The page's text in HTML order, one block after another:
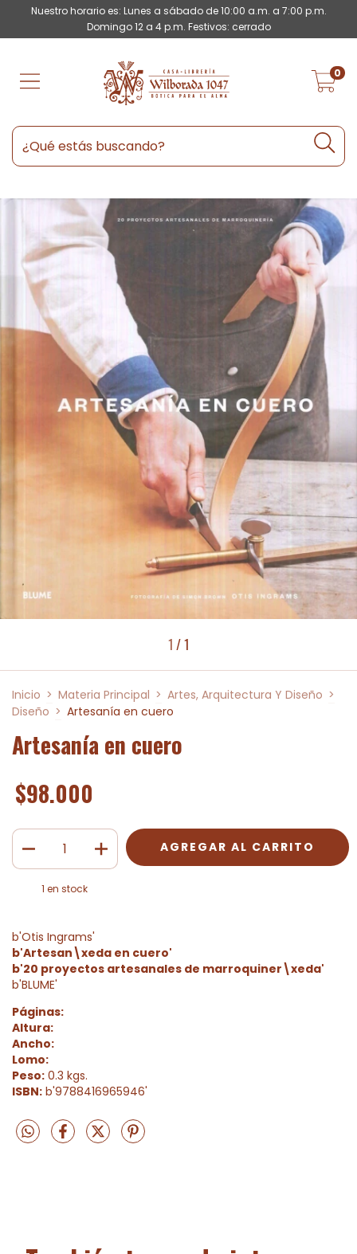
Nuestro horario es: Lunes a sábado de 10:00 a.m. a 7:00 p.m.
Domingo 12 a 4 p.m. Festivos: cerrado
0
1 /1
Inicio > Materia Principal > Artes, Arquitectura Y Diseño >
Diseño > Artesanía en cuero
Artesanía en cuero
$98.000
1 en stock
b'Otis Ingrams'
b'Artesan\xeda en cuero'
b'20 proyectos artesanales de marroquiner\xeda'
b'BLUME'
Páginas:
Altura:
Ancho:
Lomo:
Peso: 0.3 kgs.
ISBN: b'9788416965946'